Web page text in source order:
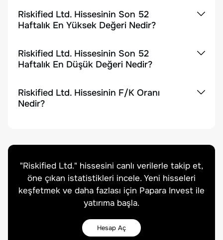
Riskified Ltd. Hissesinin Son 52
Haftalık En Yüksek Değeri Nedir?
Riskified Ltd. Hissesinin Son 52
Haftalık En Düşük Değeri Nedir?
Riskified Ltd. Hissesinin F/K Oranı
Nedir?
"Riskified Ltd." hissesini canlı verilerle takip et,
öne çıkan istatistikleri incele. Yeni hisseleri
keşfetmek ve daha fazlası için Papara Invest ile
yatırıma başla.
Hesap Aç